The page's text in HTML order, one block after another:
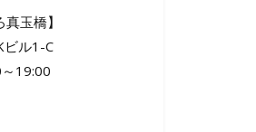
玉橋】
ル1-C
19:00